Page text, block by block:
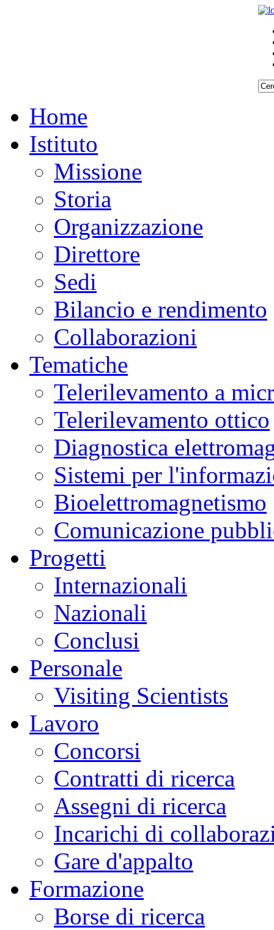
Home
Istituto
Missione
Storia
Organizzazione
Direttore
Sedi
Bilancio e rendimento
Collaborazioni
Tematiche
Telerilevamento a
Telerilevamento ottico
Diagnostica
Sistemi per
Bioelettromagnetismo
Comunicazione
Progetti
Internazionali
Nazionali
Conclusi
Personale
Visiting Scientists
Lavoro
Concorsi
Contratti di ricerca
Assegni di ricerca
Incarichi di
Gare d'appalto
Formazione
Borse di ricerca